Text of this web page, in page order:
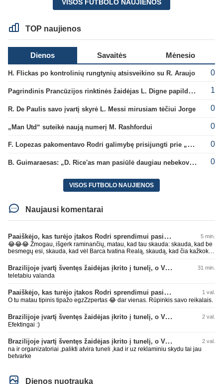
VISOS FUTBOLO NAUJIENOS
TOP naujienos
Dienos Savaitės Mėnesio
H. Flickas po kontrolinių rungtynių atsisveikino su R. Araujo 0
Pagrindinis Prancūzijos rinktinės žaidėjas L. Digne papildė PSG gretas 1
R. De Paulis savo įvartį skyrė L. Messi mirusiam tėčiui Jorge 0
„Man Utd“ suteikė naują numerį M. Rashfordui 0
F. Lopezas pakomentavo Rodri galimybę prisijungti prie „Barcelona“ ekipos 0
B. Guimaraesas: „D. Rice'as man pasiūlė daugiau nebekovoti tarpusavyje“ 0
VISOS FUTBOLO NAUJIENOS
Naujausi komentarai
Paaiškėjo, kas turėjo įtakos Rodri sprendimui pasirinkti Barselonos pusę 5 min.
😂😂😂 Žmogau, išgerk raminančių, matau, kad tau skauda: skauda, kad be
besmegų esi, skauda, kad vėl Barca tvatina Realą, skaudą, kad čia kažkoks
nepatare ką daryti, pyksti, nes pačio galva tuščia ir toliau mynkai įžeidinėjimų
kortą. Ech, žmogau, žmogau... geriau tu būtųm patylėjelęs. P.S. Taip žinau
kaip veikia AI, todėl ir sugebu jį sudurninti, ne kartą jau tai pavyko. O tu kaip
parašiau faktą. Ant kiek tu be smegenų, wow, žiauriai man gėda už tave.
Sėkmės, bičiuli, matau, kad toliau bus tik drgradavimas pačio, užtenka ir taip
koks blemba skyrtumas.... besmegenų esantis avinas ir bus tik avinas... daug
čia apie save balvone prirašei. Gėda man už tave. Toks iš retesnių bukumo
esi čia.
Brazilijoje įvartį šventęs žaidėjas įkrito į tunelį, o VAR įvartį atšaukė 31 min.
teletabiu valanda
Paaiškėjo, kas turėjo įtakos Rodri sprendimui pasirinkti Barselonos pusę 1 val.
O tu matau tipinis tipažo egzZzpertas 😂 dar vienas. Rūpinkis savo reikalais.
Brazilijoje įvartį šventęs žaidėjas įkrito į tunelį, o VAR įvartį atšaukė 2 val.
Efektingai :)
Brazilijoje įvartį šventęs žaidėjas įkrito į tunelį, o VAR įvartį atšaukė 2 val.
na ir organizatoriai ,palikti atvira tuneli ,kad ir uz reklaminiu skydu tai jau
betvarke
Dienos nuotrauka